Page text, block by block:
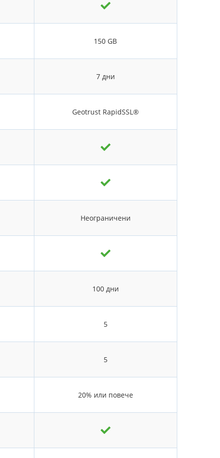
150 GB
7 дни
Geotrust RapidSSL®
Неограничени
100 дни
5
5
20% или повече